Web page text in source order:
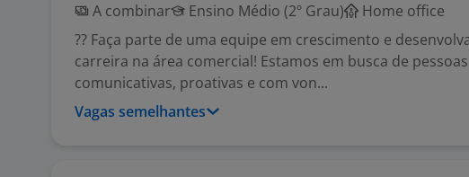
A combinar
Ensino Médio (2º Grau)
Home office
?? Faça parte de uma equipe em crescimento e
carreira na área comercial! Estamos em busca de pessoas
comunicativas, proativas e com von...
Vagas semelhantes